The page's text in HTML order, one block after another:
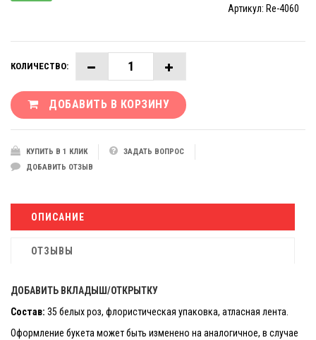
Артикул: Re-4060
КОЛИЧЕСТВО:
ДОБАВИТЬ В КОРЗИНУ
КУПИТЬ В 1 КЛИК
ЗАДАТЬ ВОПРОС
ДОБАВИТЬ ОТЗЫВ
ОПИСАНИЕ
ОТЗЫВЫ
ДОБАВИТЬ ВКЛАДЫШ/ОТКРЫТКУ
Состав: 35 белых роз, флористическая упаковка, атласная лента.
Оформление букета может быть изменено на аналогичное, в случае